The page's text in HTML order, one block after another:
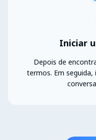
Iniciar
Depois de
termos. Em seguida,